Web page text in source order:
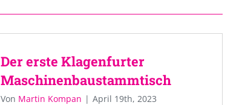
Der erste Klagenfurter
Maschinenbaustammtisch
Von Martin Kompan | April 19th, 2023